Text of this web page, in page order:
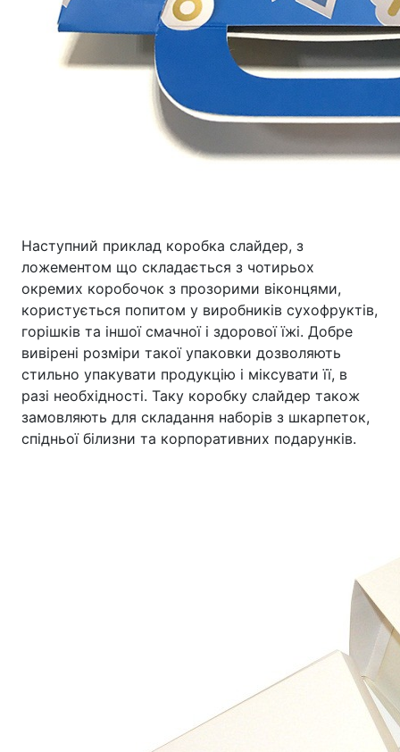
Наступний приклад коробка слайдер, з
ложементом що складається з чотирьох
окремих коробочок з прозорими віконцями,
користується попитом у виробників сухофруктів,
горішків та іншої смачної і здорової їжі. Добре
вивірені розміри такої упаковки дозволяють
стильно упакувати продукцію і міксувати її, в
разі необхідності. Таку коробку слайдер також
замовляють для складання наборів з шкарпеток,
спідньої білизни та корпоративних подарунків.